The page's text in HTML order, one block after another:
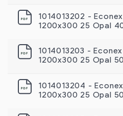
1014013202 -
1200х300 25 Opal
1014013203 -
1200х300 25 Opal
1014013204 -
1200х300 25 Opal